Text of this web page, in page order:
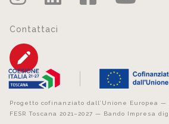
Contattaci
Progetto cofinanziato dall’Unione Europea —
FESR Toscana 2021–2027 — Bando Impresa